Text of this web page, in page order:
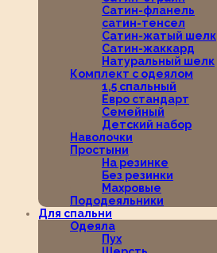
Сатин-фланель
сатин-тенсел
Сатин-жатый шелк
Сатин-жаккард
Натуральный шелк
Комплект с одеялом
1,5 спальный
Евро стандарт
Семейный
Детский набор
Наволочки
Простыни
На резинке
Без резинки
Махровые
Пододеяльники
Для спальни
Одеяла
Пух